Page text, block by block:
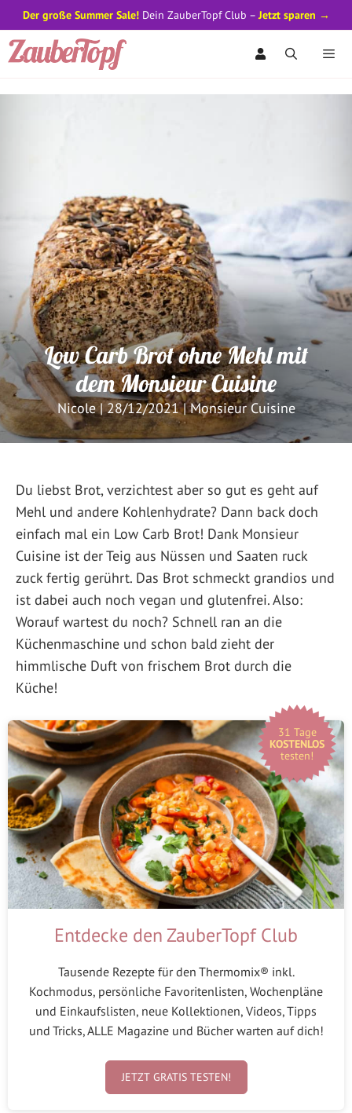
Zum
Inhalt
Low Carb Brot ohne Mehl mit
dem Monsieur Cuisine
Nicole|28/12/2021|Monsieur Cuisine
Du liebst Brot, verzichtest aber so gut es geht auf
Mehl und andere Kohlenhydrate? Dann back doch
einfach mal ein Low Carb Brot! Dank Monsieur
Cuisine ist der Teig aus Nüssen und Saaten ruck
zuck fertig gerührt. Das Brot schmeckt grandios und
ist dabei auch noch vegan und glutenfrei. Also:
Worauf wartest du noch? Schnell ran an die
Küchenmaschine und schon bald zieht der
himmlische Duft von frischem Brot durch die
Küche!
31 Tage
KOSTENLOS
testen!
Entdecke den ZauberTopf Club
Tausende Rezepte für den Thermomix® inkl.
Kochmodus, persönliche Favoritenlisten, Wochenpläne
und Einkaufslisten, neue Kollektionen, Videos, Tipps
und Tricks, ALLE Magazine und Bücher warten auf dich!
JETZT GRATIS TESTEN!
Der große Summer Sale!Dein ZauberTopf Club –Jetzt sparen →